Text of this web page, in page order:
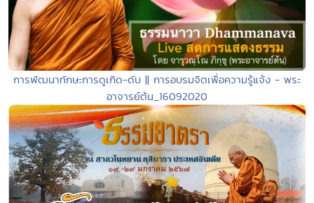
การพัฒนาทักษะการดูเกิด-ดับ || การอบรมจิตเพื่อความรู้แจ้ง - พระ
อาจารย์ต้น_16092020